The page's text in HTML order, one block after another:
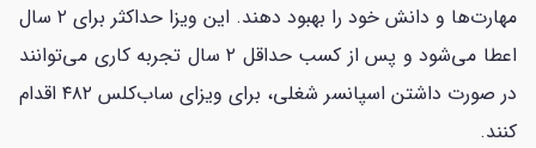
مهارت‌ها و دانش خود را بهبود دهند. این ویزا حداکثر برای ۲ سال
اعطا می‌شود و پس از کسب حداقل ۲ سال تجربه کاری می‌توانند
در صورت داشتن اسپانسر شغلی، برای ویزای ساب‌کلس ۴۸۲ اقدام
کنند.